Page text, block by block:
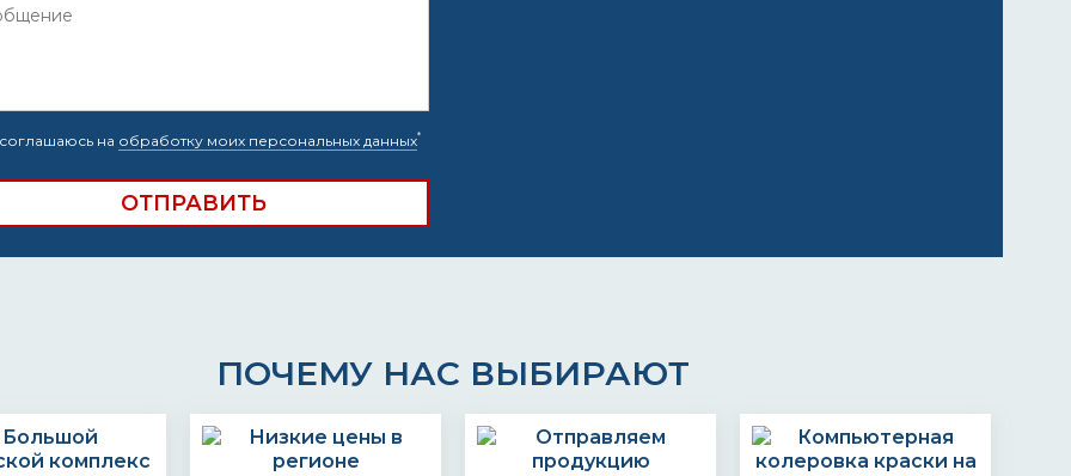
на обработку моих персональных данных*
ПОЧЕМУ НАС ВЫБИРАЮТ